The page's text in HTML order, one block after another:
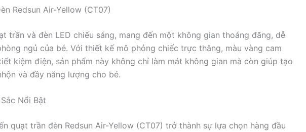
Redsun Air-Yellow (CT07)
trần và đèn LED chiếu sáng, mang đến một không gian thoáng đãng, dễ
ngủ của bé. Với thiết kế mô phỏng chiếc trực thăng, màu vàng cam
kiệm điện, sản phẩm này không chỉ làm mát không gian mà còn giúp tạo
và đầy năng lượng cho bé.
Nổi Bật
quạt trần đèn Redsun Air-Yellow (CT07) trở thành sự lựa chọn hàng đầu